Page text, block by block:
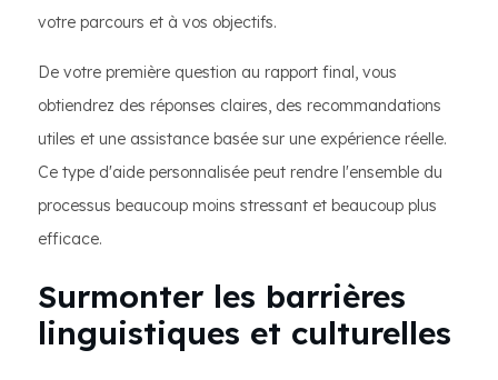
votre parcours et à vos objectifs.
De votre première question au rapport final, vous
obtiendrez des réponses claires, des recommandations
utiles et une assistance basée sur une expérience réelle.
Ce type d'aide personnalisée peut rendre l'ensemble du
processus beaucoup moins stressant et beaucoup plus
efficace.
Surmonter les barrières
linguistiques et culturelles